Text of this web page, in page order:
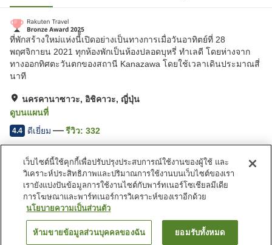
ที่พักสร้างใหม่แห่งนี้้เปิดอย่างเป็นทางการเมื่อวันอาทิตย์ที่ 28
พฤศจิกายน 2021 ทุกห้องพักเป็นห้องปลอดบุหรี่ ทำเลดี โดยห่างจาก
ทางออกทิศตะวันตกของสถานี Kanazawa โดยใช้เวลาเดินประมาณสี่
นาที
นครคานาซาวะ, อิชิคาวะ, ญี่ปุ่น
ดูบนแผนที่
4.4 ดีเยี่ยม รีวิว: 332
สิ่งอำนวยความสะดวกในที่พัก
Wi-Fi
ร้านอาหาร
ตู้จำหน่ายอัตโนมัติ
บริการซักผ้า (มีค่าบริการ)
หน้าแรก ญี่ปุ่น อิชิคาวะ
นครคานาซาวะ
Smile Hotel Kanazawa Nishiguchi Ekimae
ค้นหาห้องพัก
เว็บไซต์นี้ใช้คุกกี้เพื่อปรับปรุงประสบการณ์ใช้งานของผู้ใช้ และ
วิเคราะห์ประสิทธิภาพและปริมาณการใช้งานบนเว็บไซต์ของเรา
เรายังแบ่งปันข้อมูลการใช้งานไซต์กับพาร์ทเนอร์โซเชียลมีเดีย
การโฆษณาและพาร์ทเนอร์การวิเคราะห์ของเราอีกด้วย
นโยบายความเป็นส่วนตัว
ห้ามขายข้อมูลส่วนบุคคลของฉัน ยอมรับทั้งหมด